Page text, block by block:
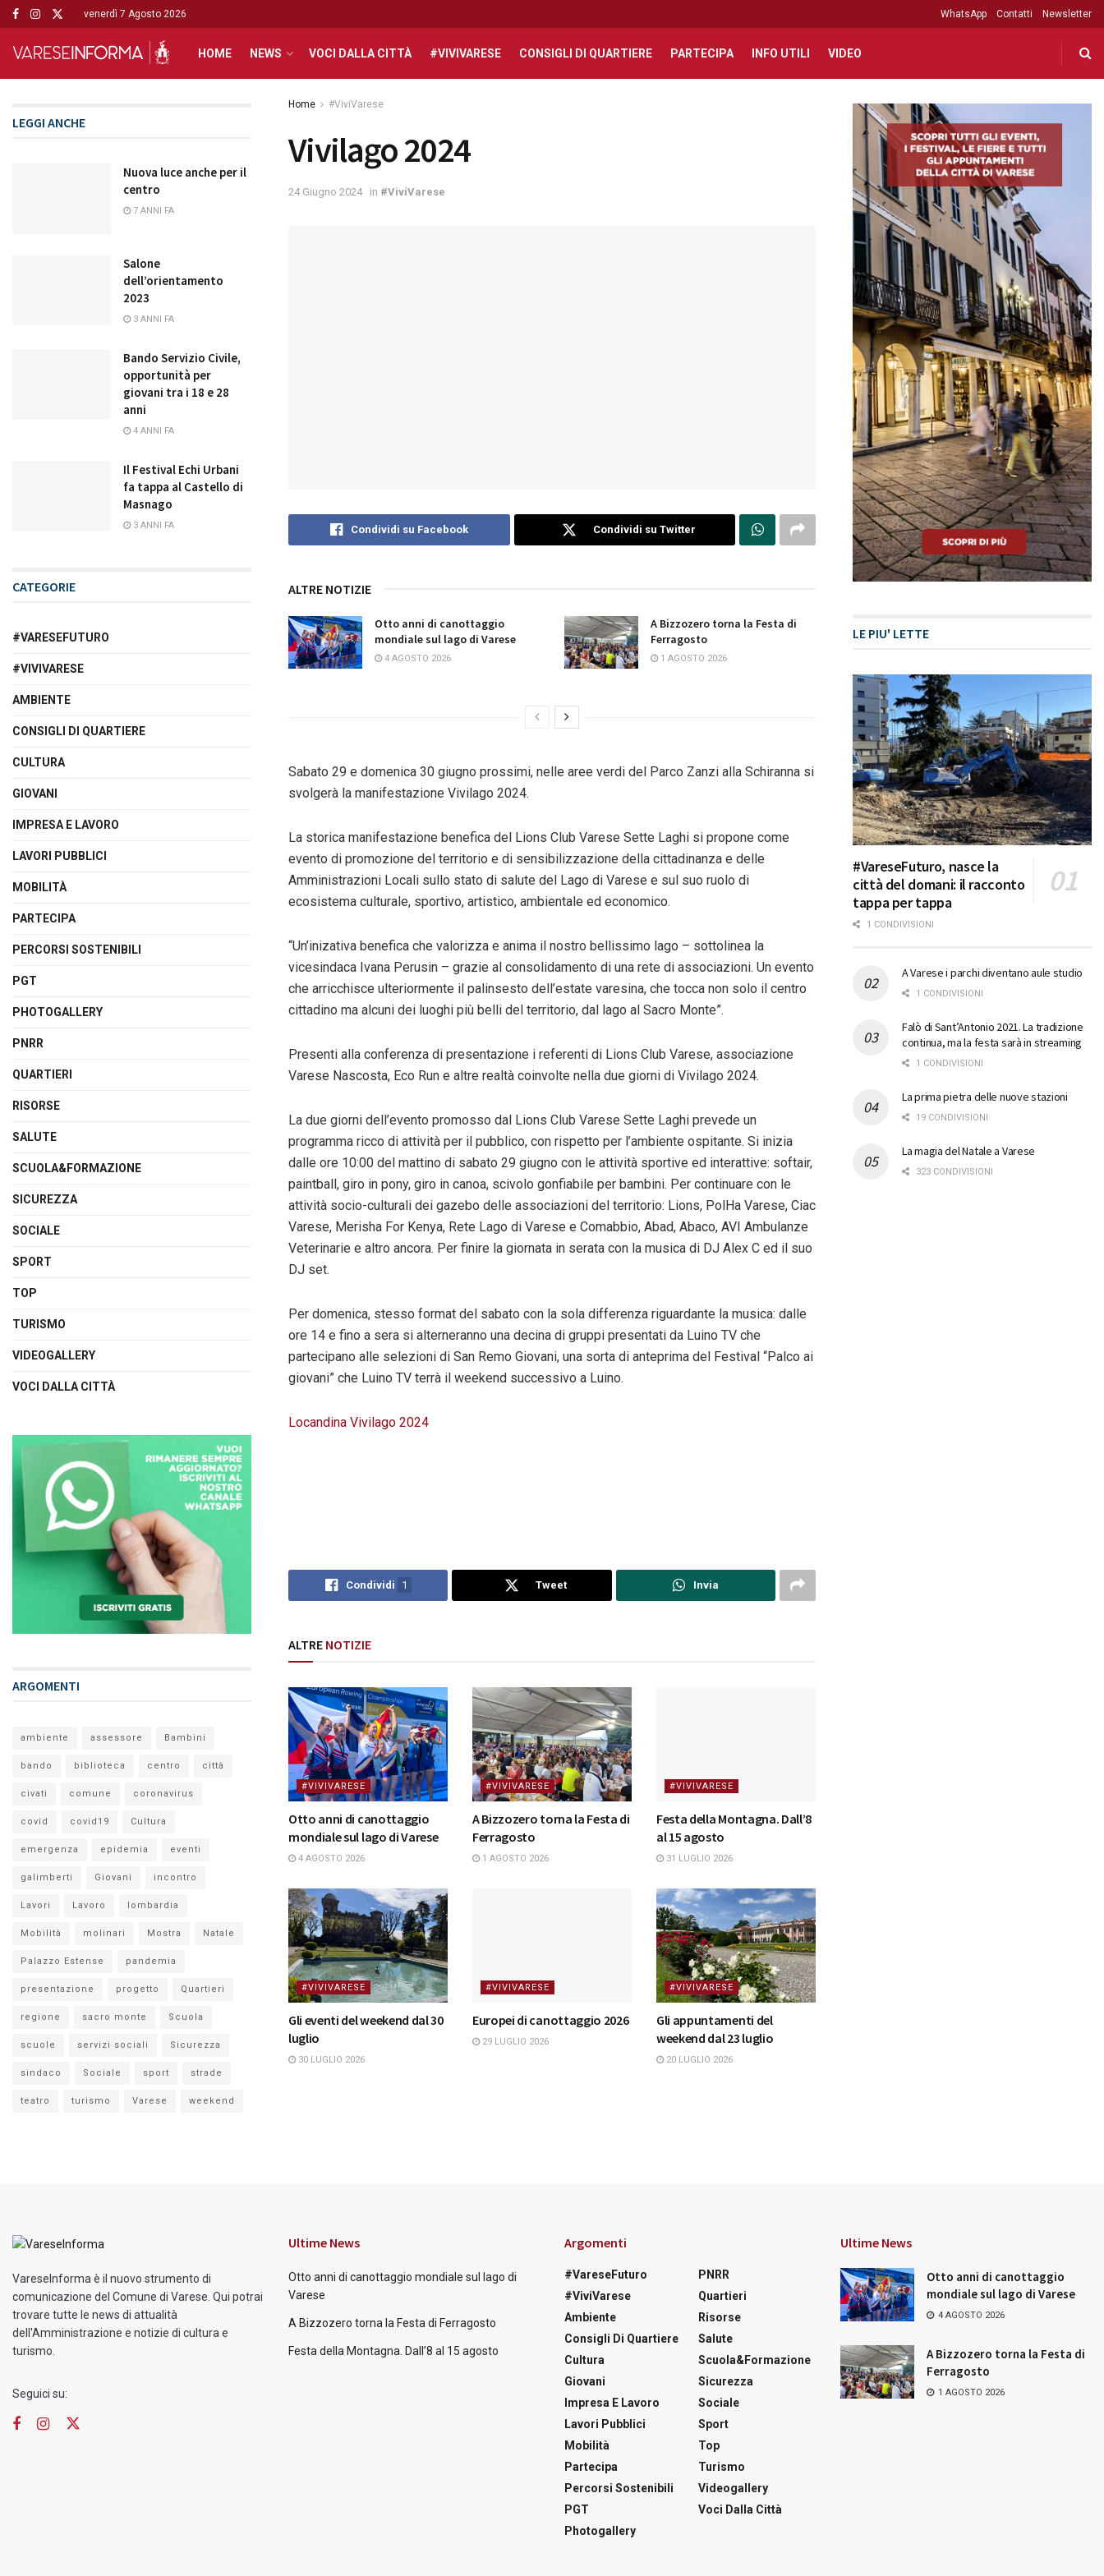
venerdì 7 Agosto 2026 WhatsApp Contatti Newsletter
HOME NEWS VOCI DALLA CITTÀ #VIVIVARESE CONSIGLI DI QUARTIERE PARTECIPA INFO UTILI VIDEO
Home #ViviVarese
Vivilago 2024
24 Giugno 2024 in #ViviVarese
Condividi su Facebook Condividi su Twitter
ALTRE NOTIZIE
Otto anni di canottaggio
mondiale sul lago di Varese
4 AGOSTO 2026
A Bizzozero torna la Festa di
Ferragosto
1 AGOSTO 2026
Sabato 29 e domenica 30 giugno prossimi, nelle aree verdi del Parco Zanzi alla Schiranna si
svolgerà la manifestazione Vivilago 2024.
La storica manifestazione benefica del Lions Club Varese Sette Laghi si propone come
evento di promozione del territorio e di sensibilizzazione della cittadinanza e delle
Amministrazioni Locali sullo stato di salute del Lago di Varese e sul suo ruolo di
ecosistema culturale, sportivo, artistico, ambientale ed economico.
“Un’inizativa benefica che valorizza e anima il nostro bellissimo lago – sottolinea la
vicesindaca Ivana Perusin – grazie al consolidamento di una rete di associazioni. Un evento
che arricchisce ulteriormente il palinsesto dell’estate varesina, che tocca non solo il centro
cittadino ma alcuni dei luoghi più belli del territorio, dal lago al Sacro Monte”.
Presenti alla conferenza di presentazione i referenti di Lions Club Varese, associazione
Varese Nascosta, Eco Run e altre realtà coinvolte nella due giorni di Vivilago 2024.
La due giorni dell’evento promosso dal Lions Club Varese Sette Laghi prevede un
programma ricco di attività per il pubblico, con rispetto per l’ambiente ospitante. Si inizia
dalle ore 10:00 del mattino di sabato 29 giugno con le attività sportive ed interattive: softair,
paintball, giro in pony, giro in canoa, scivolo gonfiabile per bambini. Per continuare con le
attività socio-culturali dei gazebo delle associazioni del territorio: Lions, PolHa Varese, Ciac
Varese, Merisha For Kenya, Rete Lago di Varese e Comabbio, Abad, Abaco, AVI Ambulanze
Veterinarie e altro ancora. Per finire la giornata in serata con la musica di DJ Alex C ed il suo
DJ set.
Per domenica, stesso format del sabato con la sola differenza riguardante la musica: dalle
ore 14 e fino a sera si alterneranno una decina di gruppi presentati da Luino TV che
partecipano alle selezioni di San Remo Giovani, una sorta di anteprima del Festival “Palco ai
giovani” che Luino TV terrà il weekend successivo a Luino.
Locandina Vivilago 2024
Condividi 1 Tweet Invia
ALTRE NOTIZIE
#VIVIVARESE
Otto anni di canottaggio
mondiale sul lago di Varese
4 AGOSTO 2026
#VIVIVARESE
A Bizzozero torna la Festa di
Ferragosto
1 AGOSTO 2026
#VIVIVARESE
Festa della Montagna. Dall’8
al 15 agosto
31 LUGLIO 2026
#VIVIVARESE
Gli eventi del weekend dal 30
luglio
30 LUGLIO 2026
#VIVIVARESE
Europei di canottaggio 2026
29 LUGLIO 2026
#VIVIVARESE
Gli appuntamenti del
weekend dal 23 luglio
20 LUGLIO 2026
LEGGI ANCHE
Nuova luce anche per il
centro
7 ANNI FA
Salone
dell’orientamento
2023
3 ANNI FA
Bando Servizio Civile,
opportunità per
giovani tra i 18 e 28
anni
4 ANNI FA
Il Festival Echi Urbani
fa tappa al Castello di
Masnago
3 ANNI FA
CATEGORIE
#VARESEFUTURO
#VIVIVARESE
AMBIENTE
CONSIGLI DI QUARTIERE
CULTURA
GIOVANI
IMPRESA E LAVORO
LAVORI PUBBLICI
MOBILITÀ
PARTECIPA
PERCORSI SOSTENIBILI
PGT
PHOTOGALLERY
PNRR
QUARTIERI
RISORSE
SALUTE
SCUOLA&FORMAZIONE
SICUREZZA
SOCIALE
SPORT
TOP
TURISMO
VIDEOGALLERY
VOCI DALLA CITTÀ
ARGOMENTI
ambiente assessore Bambini
bando biblioteca centro città
civati comune coronavirus
covid covid19 Cultura
emergenza epidemia eventi
galimberti Giovani incontro
Lavori Lavoro lombardia
Mobilità molinari Mostra Natale
Palazzo Estense pandemia
presentazione progetto Quartieri
regione sacro monte Scuola
scuole servizi sociali Sicurezza
sindaco Sociale sport strade
teatro turismo Varese weekend
LE PIU' LETTE
#VareseFuturo, nasce la
città del domani: il racconto
tappa per tappa
1 CONDIVISIONI
A Varese i parchi diventano aule studio
1 CONDIVISIONI
Falò di Sant’Antonio 2021. La tradizione
continua, ma la festa sarà in streaming
1 CONDIVISIONI
La prima pietra delle nuove stazioni
19 CONDIVISIONI
La magia del Natale a Varese
323 CONDIVISIONI
VareseInforma è il nuovo strumento di
comunicazione del Comune di Varese. Qui potrai
trovare tutte le news di attualità
dell'Amministrazione e notizie di cultura e
turismo.
Seguici su:
Ultime News
Otto anni di canottaggio mondiale sul lago di
Varese
A Bizzozero torna la Festa di Ferragosto
Festa della Montagna. Dall’8 al 15 agosto
Argomenti
#VareseFuturo
#ViviVarese
Ambiente
Consigli Di Quartiere
Cultura
Giovani
Impresa E Lavoro
Lavori Pubblici
Mobilità
Partecipa
Percorsi Sostenibili
PGT
Photogallery
PNRR
Quartieri
Risorse
Salute
Scuola&Formazione
Sicurezza
Sociale
Sport
Top
Turismo
Videogallery
Voci Dalla Città
Ultime News
Otto anni di canottaggio
mondiale sul lago di Varese
4 AGOSTO 2026
A Bizzozero torna la Festa di
Ferragosto
1 AGOSTO 2026